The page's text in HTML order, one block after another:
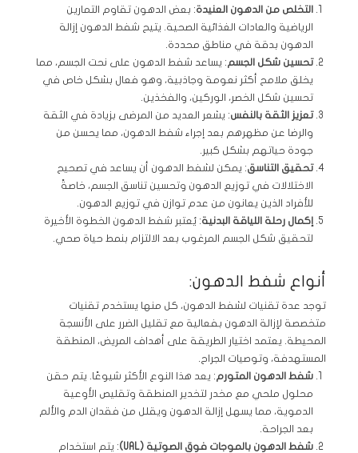
التخلص من الدهون العنيدة: بعض الدهون تقاوم التمارين
الرياضية والعادات الغذائية الصحية. يتيح شفط الدهون إزالة
الدهون بدقة في مناطق محددة.
تحسين شكل الجسم: يساعد شفط الدهون على نحت الجسم، مما
يخلق ملامح أكثر نعومة وجاذبية، وهو فعال بشكل خاص في
تحسين شكل الخصر، الوركين، والفخذين.
تعزيز الثقة بالنفس: يشعر العديد من المرضى بزيادة في الثقة
والرضا عن مظهرهم بعد إجراء شفط الدهون، مما يحسن من
جودة حياتهم بشكل كبير.
تحقيق التناسق: يمكن لشفط الدهون أن يساعد في تصحيح
الاختلالات في توزيع الدهون وتحسين تناسق الجسم، خاصةً
للأفراد الذين يعانون من عدم توازن في توزيع الدهون.
إكمال رحلة اللياقة البدنية: يُعتبر شفط الدهون الخطوة الأخيرة
لتحقيق شكل الجسم المرغوب بعد الالتزام بنمط حياة صحي.
أنواع شفط الدهون:
توجد عدة تقنيات لشفط الدهون، كل منها يستخدم تقنيات
متخصصة لإزالة الدهون بفعالية مع تقليل الضرر على الأنسجة
المحيطة. يعتمد اختيار الطريقة على أهداف المريض، المنطقة
المستهدفة، وتوصيات الجراح.
شفط الدهون المتورم: يعد هذا النوع الأكثر شيوعًا. يتم حقن
محلول ملحي مع مخدر لتخدير المنطقة وتقليص الأوعية
الدموية، مما يسهل إزالة الدهون ويقلل من فقدان الدم والألم
بعد الجراحة.
شفط الدهون بالموجات فوق الصوتية (UAL)
: يتم استخدام